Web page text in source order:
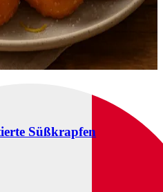
Süßkrapfen